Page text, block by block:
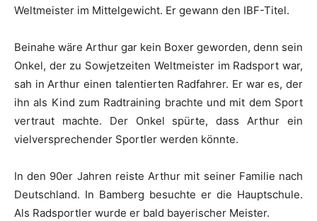
Weltmeister im Mittelgewicht. Er gewann den IBF-Titel.
Beinahe wäre Arthur gar kein Boxer geworden, denn sein
Onkel, der zu Sowjetzeiten Weltmeister im Radsport war,
sah in Arthur einen talentierten Radfahrer. Er war es, der
ihn als Kind zum Radtraining brachte und mit dem Sport
vertraut machte. Der Onkel spürte, dass Arthur ein
vielversprechender Sportler werden könnte.
In den 90er Jahren reiste Arthur mit seiner Familie nach
Deutschland. In Bamberg besuchte er die Hauptschule.
Als Radsportler wurde er bald bayerischer Meister.